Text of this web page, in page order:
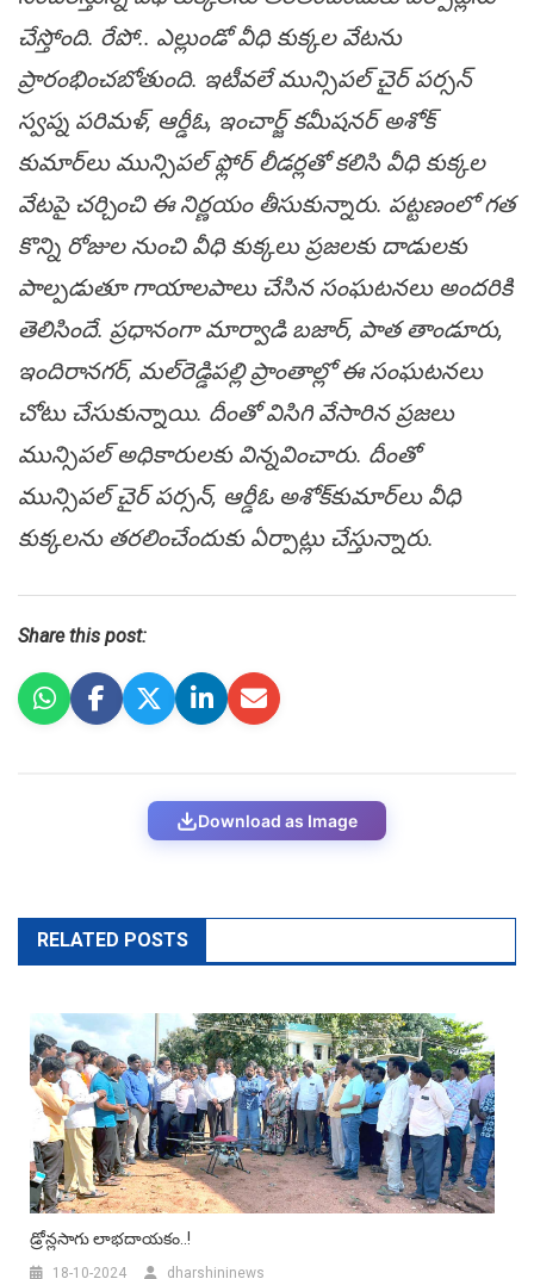
చేస్తోంది. రేపో.. ఎల్లుండో వీధి కుక్క‌ల వేట‌ను
ప్రారంభించ‌బోతుంది. ఇటీవ‌లే మున్సిప‌ల్ చైర్ ప‌ర్స‌న్
స్వ‌ప్న ప‌రిమ‌ళ్, ఆర్డీఓ, ఇంచార్జ్ క‌మీష‌న‌ర్ అశోక్
కుమార్‌లు మున్సిప‌ల్ ఫ్లోర్ లీడ‌ర్ల‌తో క‌లిసి వీధి కుక్క‌ల
వేట‌పై చ‌ర్చించి ఈ నిర్ణ‌యం తీసుకున్నారు. ప‌ట్ట‌ణంలో గ‌త
కొన్ని రోజుల నుంచి వీధి కుక్క‌లు ప్ర‌జ‌ల‌కు దాడుల‌కు
పాల్ప‌డుతూ గాయాల‌పాలు చేసిన సంఘ‌ట‌న‌లు అంద‌రికి
తెలిసిందే. ప్ర‌ధానంగా మార్వాడి బ‌జార్, పాత తాండూరు,
ఇందిరాన‌గ‌ర్‌, మ‌ల్‌రెడ్డిప‌ల్లి ప్రాంతాల్లో ఈ సంఘ‌ట‌న‌లు
చోటు చేసుకున్నాయి. దీంతో విసిగి వేసారిన ప్ర‌జ‌లు
మున్సిప‌ల్ అధికారుల‌కు విన్న‌వించారు. దీంతో
మున్సిప‌ల్ చైర్ ప‌ర్స‌న్, ఆర్డీఓ అశోక్‌కుమార్‌లు వీధి
కుక్క‌లను త‌ర‌లించేందుకు ఏర్పాట్లు చేస్తున్నారు.
Share this post:
Download as Image
RELATED POSTS
డ్రోన్లసాగు లాభదాయకం..!
18-10-2024 dharshininews